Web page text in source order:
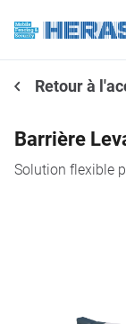
Pourquoi
Nos clients
Base de
Retour à
Barrière
Solution flexible